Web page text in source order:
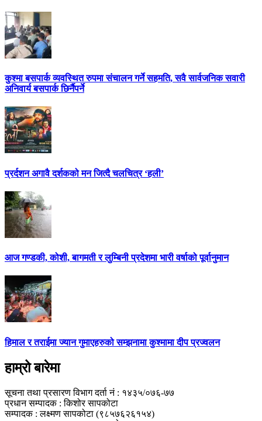
कुश्मा बसपार्क व्यवस्थित रुपमा संचालन गर्ने सहमति, सवै सार्वजनिक सवारी
अनिवार्य बसपार्क छिर्नैपर्ने
प्रर्दशन अगावै दर्शकको मन जित्दै चलचित्र ‘हली’
आज गण्डकी, कोशी, बागमती र लुम्बिनी प्रदेशमा भारी वर्षाको पूर्वानुमान
हिमाल र तराईमा ज्यान गुमाएहरुको सम्झनामा कुश्मामा दीप प्रज्वलन
हाम्रो बारेमा
सूचना तथा प्रसारण विभाग दर्ता नं : १४३५/०७६-७७
प्रधान सम्पादक : किशोर सापकोटा
सम्पादक : लक्ष्मण सापकोटा (९८५७६२६१५४)